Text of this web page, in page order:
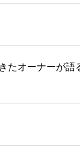
たオーナーが